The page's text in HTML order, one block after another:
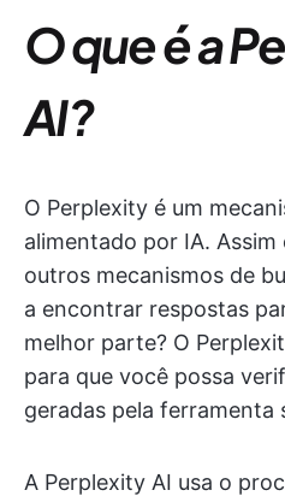
O que é a
AI?
O Perplexity é um
alimentado por IA.
outros mecanismos de
a encontrar respostas
melhor parte? O
para que você possa
geradas pela ferramenta
A Perplexity AI usa o